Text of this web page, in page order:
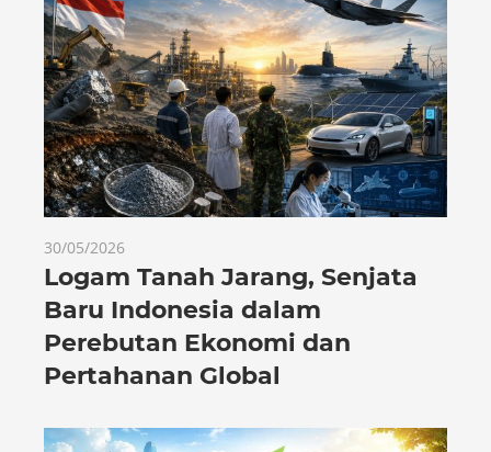
30/05/2026
Logam Tanah Jarang, Senjata
Baru Indonesia dalam
Perebutan Ekonomi dan
Pertahanan Global